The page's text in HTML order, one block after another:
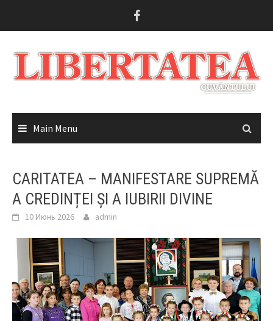
Main Menu
CARITATEA – MANIFESTARE SUPREMĂ
A CREDINȚEI ȘI A IUBIRII DIVINE
10 Июнь 2026 admin